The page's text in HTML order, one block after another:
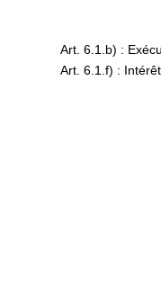
Art. 6.1.b) :
Art. 6.1.f) :